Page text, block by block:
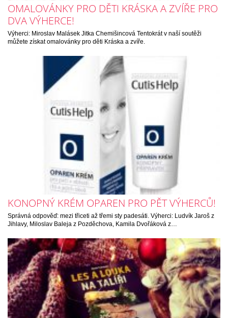
OMALOVÁNKY PRO DĚTI KRÁSKA A ZVÍŘE PRO
DVA VÝHERCE!
Výherci: Miroslav Malásek Jitka Chemišincová Tentokrát v naší soutěži
můžete získat omalovánky pro děti Kráska a zvíře.
KONOPNÝ KRÉM OPAREN PRO PĚT VÝHERCŮ!
Správná odpověď: mezi třiceti až třemi sty padesáti. Výherci: Ludvík Jaroš z
Jihlavy, Miloslav Baleja z Pozděchova, Kamila Dvořáková z…